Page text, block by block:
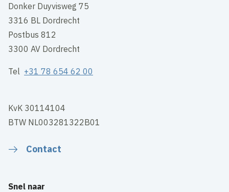
Donker Duyvisweg 75
3316 BL Dordrecht
Postbus 812
3300 AV Dordrecht
Tel +31 78 654 62 00
KvK 30114104
BTW NL003281322B01
Contact
Snel naar